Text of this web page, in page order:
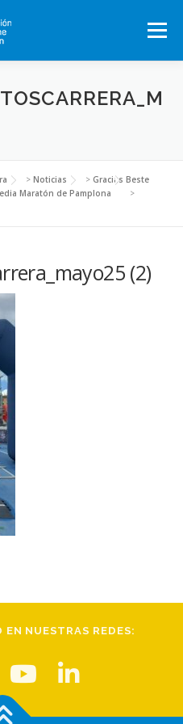
Menú
SÍNDROME DE DOWN
EN LA ASOCIACIÓN
DE EMPRESAS INCLUSIVAS
2026-2027
> Noticias > Gracias Beste
Maratón de Pamplona
>
(2)
NUESTRAS REDES: